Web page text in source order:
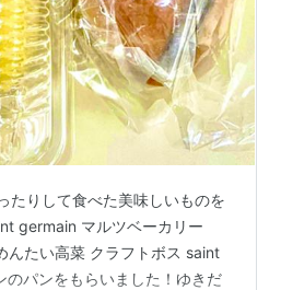
たりして食べた美味しいものを
germain マルツベーカリー
んたい高菜 クラフトボス saint
パンをもらいました！ゆきだ